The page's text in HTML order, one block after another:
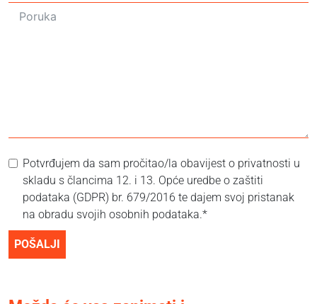
Potvrđujem da sam pročitao/la obavijest o privatnosti u
skladu s člancima 12. i 13. Opće uredbe o zaštiti
podataka (GDPR) br. 679/2016 te dajem svoj pristanak
na obradu svojih osobnih podataka.*
POŠALJI